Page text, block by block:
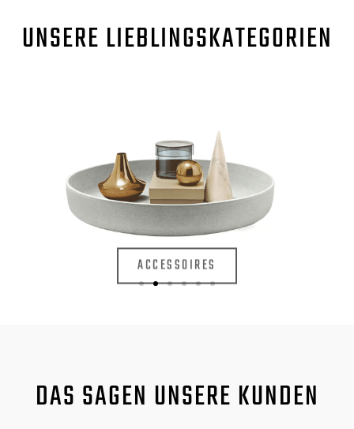
UNSERE LIEBLINGSKATEGORIEN
ACCESSOIRES
DAS SAGEN UNSERE KUNDEN